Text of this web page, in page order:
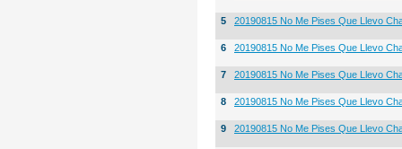
5 20190815 No Me Pises Que Llevo
6 20190815 No Me Pises Que Llevo
7 20190815 No Me Pises Que Llevo
8 20190815 No Me Pises Que Llevo
9 20190815 No Me Pises Que Llevo